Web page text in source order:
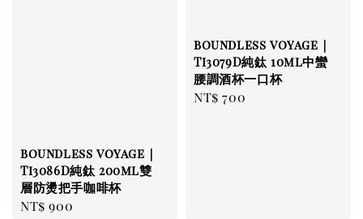
boundless voyage｜
Ti3086D純鈦 200ml雙
層防燙把手咖啡杯
Regular
NT$ 900
boundless voyage｜
Ti3079D純鈦 10ml中蠻
腰調酒杯一口杯
Regular
NT$ 700